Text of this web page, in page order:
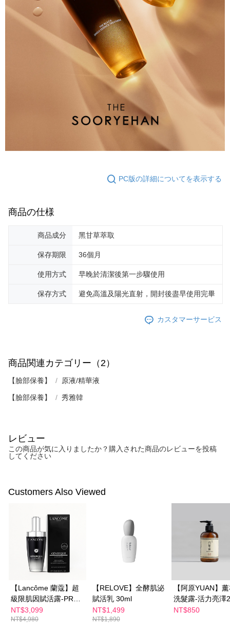
PC版の詳細についてを表示する
商品の仕様
商品成分 黑甘草萃取
保存期限 36個月
使用方式 早晚於清潔後第一步驟使用
保存方式 避免高溫及陽光直射，開封後盡早使用完畢
カスタマーサービス
商品関連カテゴリー（2）
【臉部保養】 原液/精華液
【臉部保養】 秀雅韓
レビュー
この商品が気に入りましたか？購入された商品のレビューを投稿
してください
Customers Also Viewed
【Lancôme 蘭蔻】超
級限肌因賦活露-PRO
100ml
NT$3,099
NT$4,980
【RELOVE】全酵肌泌
賦活乳 30ml
NT$1,499
NT$1,890
【阿原YUAN】
洗髮露-活力亮澤
NT$850